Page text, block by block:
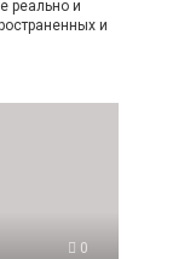
реально и
и
0